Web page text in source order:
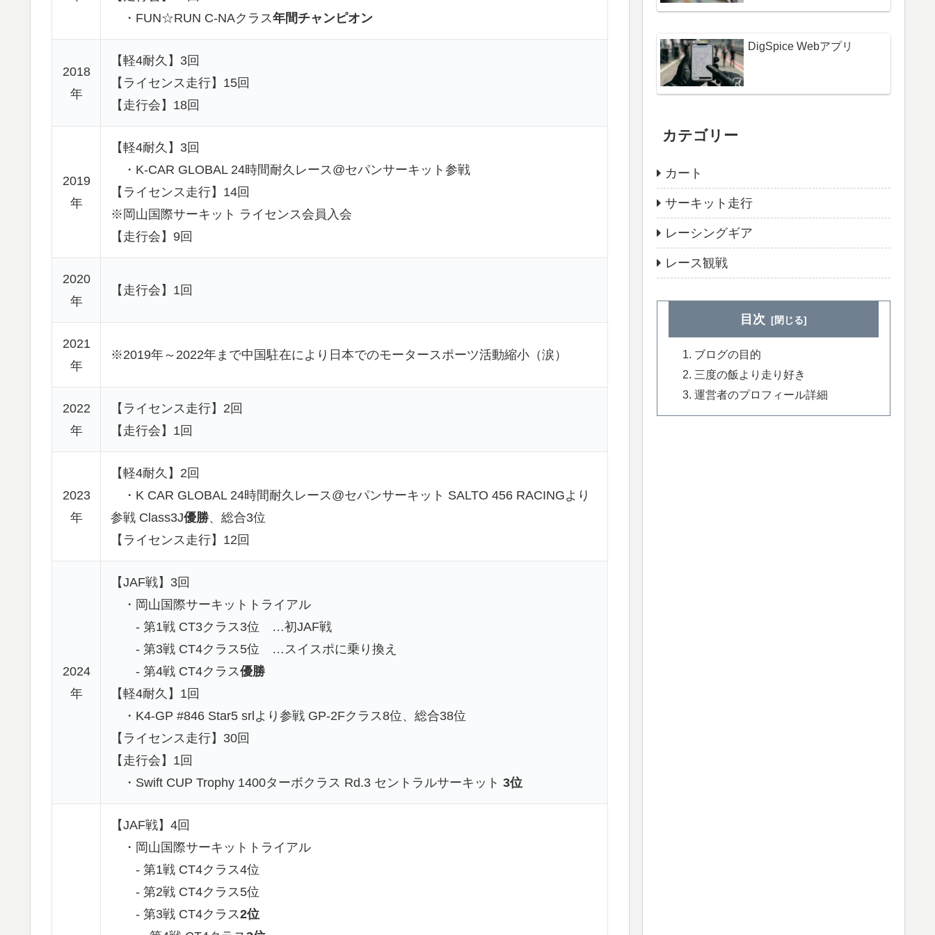
・FUN☆RUN C-NAクラス年間チャンピオン
2018
年
【軽4耐久】3回
【ライセンス走行】15回
【走行会】18回
2019
年
【軽4耐久】3回
・K-CAR GLOBAL 24時間耐久レース@セパンサーキット参戦
【ライセンス走行】14回
※岡山国際サーキット ライセンス会員入会
【走行会】9回
2020
年
【走行会】1回
2021
年
※2019年～2022年まで中国駐在により日本でのモータースポーツ活動縮小（涙）
2022
年
【ライセンス走行】2回
【走行会】1回
2023
年
【軽4耐久】2回
・K CAR GLOBAL 24時間耐久レース@セパンサーキット SALTO 456 RACINGより
参戦 Class3J優勝、総合3位
【ライセンス走行】12回
2024
年
【JAF戦】3回
・岡山国際サーキットトライアル
- 第1戦 CT3クラス3位 …初JAF戦
- 第3戦 CT4クラス5位 …スイスポに乗り換え
- 第4戦 CT4クラス優勝
【軽4耐久】1回
・K4-GP #846 Star5 srlより参戦 GP-2Fクラス8位、総合38位
【ライセンス走行】30回
【走行会】1回
・Swift CUP Trophy 1400ターボクラス Rd.3 セントラルサーキット3位
【JAF戦】4回
・岡山国際サーキットトライアル
- 第1戦 CT4クラス4位
- 第2戦 CT4クラス5位
- 第3戦 CT4クラス2位
DigSpice Webアプリ
カテゴリー
カート
サーキット走行
レーシングギア
レース観戦
目次
ブログの目的
三度の飯より走り好き
運営者のプロフィール詳細